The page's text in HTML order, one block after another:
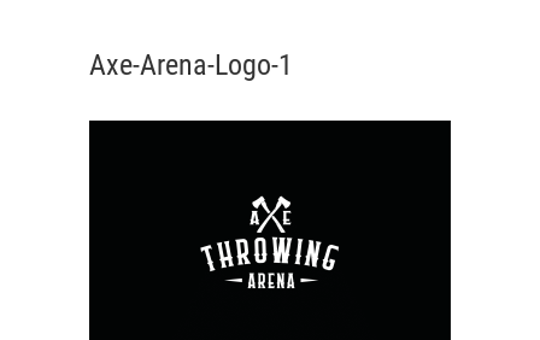
Axe-Arena-Logo-1